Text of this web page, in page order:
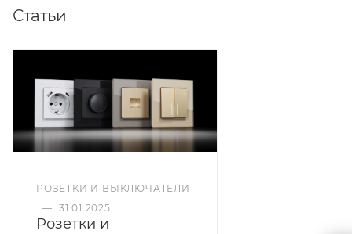
Статьи
РОЗЕТКИ И ВЫКЛЮЧАТЕЛИ
— 31.01.2025
Розетки и